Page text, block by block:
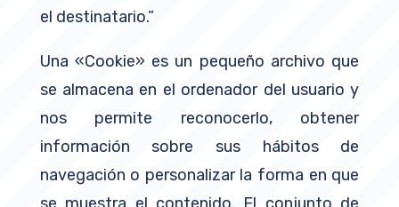
el destinatario.”
Una «Cookie» es un pequeño archivo que
se almacena en el ordenador del usuario y
nos permite reconocerlo, obtener
información sobre sus hábitos de
navegación o personalizar la forma en que